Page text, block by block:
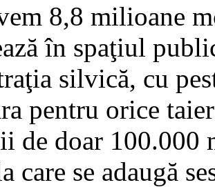
8,8 milioane
în spaţiul
silvică, cu
pentru orice
de doar 100.000
care se adaugă